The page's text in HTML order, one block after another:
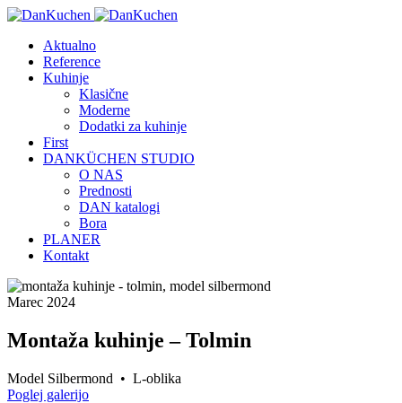
Aktualno
Reference
Kuhinje
Klasične
Moderne
Dodatki za kuhinje
First
DANKÜCHEN STUDIO
O NAS
Prednosti
DAN katalogi
Bora
PLANER
Kontakt
Marec 2024
Montaža kuhinje – Tolmin
Model Silbermond • L-oblika
Poglej galerijo